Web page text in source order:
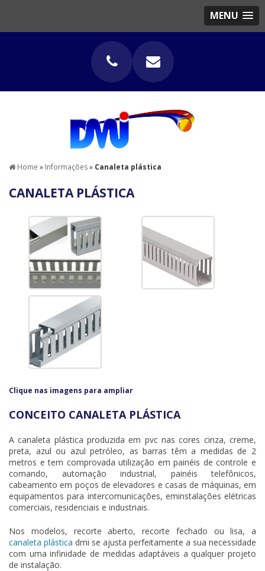
MENU
Home » Informações» Canaleta plástica
CANALETA PLÁSTICA
Clique nas imagens para ampliar
CONCEITO CANALETA PLÁSTICA
Acanaleta plástica produzida em pvc nas cores cinza, creme,
preta, azul ou azul petróleo, as barras têm a medidas de 2
metros e tem comprovada utilização em painéis de controle e
comando, automação industrial, painéis telefônicos,
cabeamento em poços de elevadores e casas de máquinas, em
equipamentos para intercomunicações, eminstalações elétricas
comerciais, residenciais e industriais.
Nos modelos, recorte aberto, recorte fechado ou lisa, a
canaleta plástica dmi se ajusta perfeitamente a sua necessidade
com uma infinidade de medidas adaptáveis a qualquer projeto
de instalação.